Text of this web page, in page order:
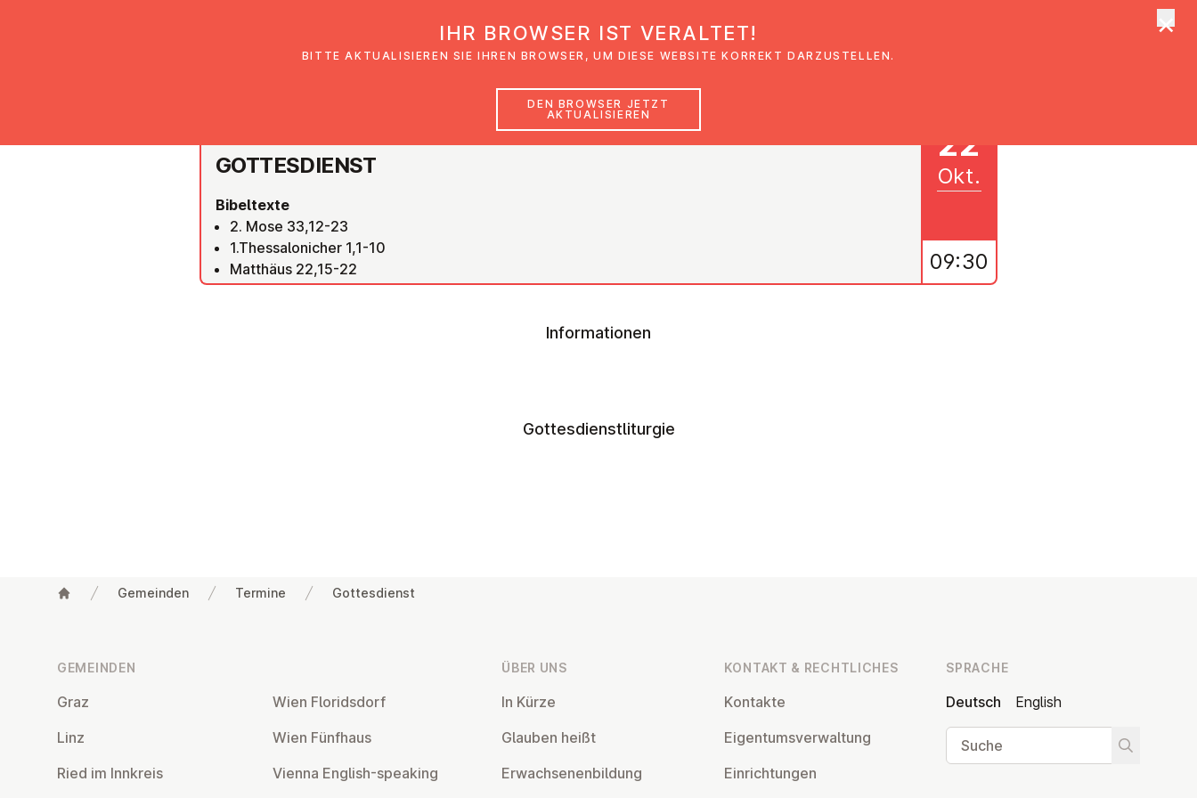
Glaubensimpulse News Veranstaltungen
GOT­TES­DIENST
Bibeltexte
2. Mose 33,12-23
1.Thessalonicher 1,1-10
Matthäus 22,15-22
22
Okt.
09:30
Informationen
Gottesdienstliturgie
Gemeinden Termine Gottesdienst
GEMEINDEN
Graz
Linz
Ried im Innkreis
Wien Flo­rids­dorf
Wien Fünfhaus
Vienna English-speaking
ÜBER UNS
In Kürze
Glauben heißt
Er­wach­se­nen­bil­dung
KONTAKT & RECHT­LI­CHES
Kontakte
Ei­gen­tums­ver­wal­tung
Ein­rich­tun­gen
SPRACHE
Deutsch
English
Suche
Suche
IHR BROWSER IST VERALTET!
BITTE AKTUALISIEREN SIE IHREN BROWSER, UM DIESE WEBSITE KORREKT DARZUSTELLEN.
DEN BROWSER JETZT
AKTUALISIEREN
×